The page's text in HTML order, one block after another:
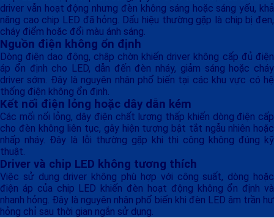
driver vẫn hoạt động nhưng đèn không sáng hoặc sáng yếu, khả
năng cao chip LED đã hỏng. Dấu hiệu thường gặp là chip bị đen,
cháy điểm hoặc đổi màu ánh sáng.
Nguồn điện không ổn định
Dòng điện dao động, chập chờn khiến driver không cấp đủ điện
áp ổn định cho LED, dẫn đến đèn nháy, giảm sáng hoặc cháy
driver sớm. Đây là nguyên nhân phổ biến tại các khu vực có hệ
thống điện không ổn định.
Kết nối điện lỏng hoặc dây dẫn kém
Các mối nối lỏng, dây điện chất lượng thấp khiến dòng điện cấp
cho đèn không liên tục, gây hiện tượng bật tắt ngẫu nhiên hoặc
nhấp nháy. Đây là lỗi thường gặp khi thi công không đúng kỹ
thuật.
Driver và chip LED không tương thích
Việc sử dụng driver không phù hợp với công suất, dòng hoặc
điện áp của chip LED khiến đèn hoạt động không ổn định và
nhanh hỏng. Đây là nguyên nhân phổ biến khi đèn LED âm trần hư
hỏng chỉ sau thời gian ngắn sử dụng.